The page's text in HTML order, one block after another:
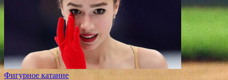
Фигурное катание